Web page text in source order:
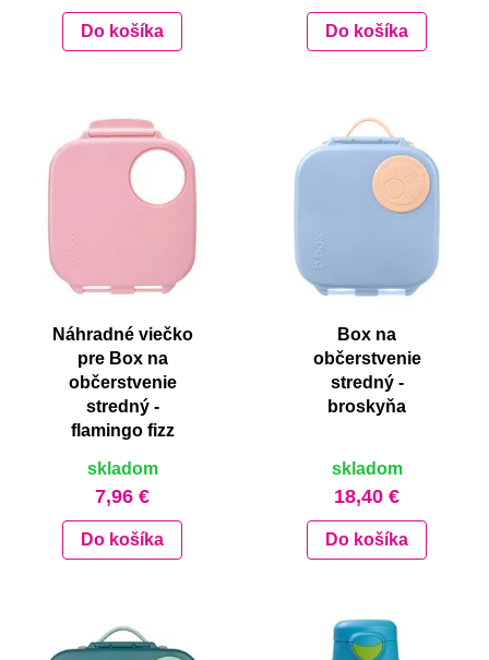
Do košíka Do košíka
Náhradné viečko
pre Box na
občerstvenie
stredný -
flamingo fizz
skladom
7,96 €
Do košíka
Box na
občerstvenie
stredný -
broskyňa
skladom
18,40 €
Do košíka